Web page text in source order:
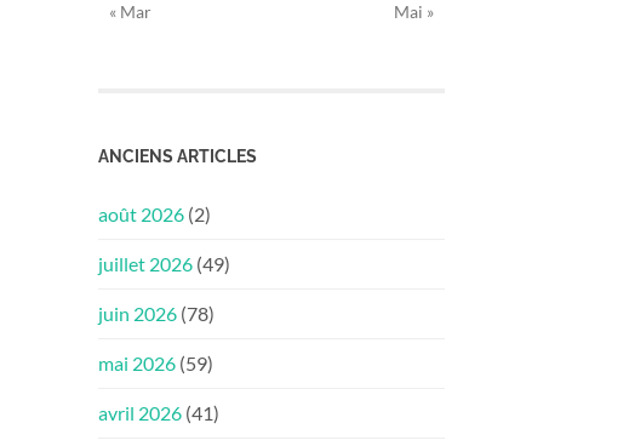
« Mar Mai »
ANCIENS ARTICLES
août 2026 (2)
juillet 2026 (49)
juin 2026 (78)
mai 2026 (59)
avril 2026 (41)